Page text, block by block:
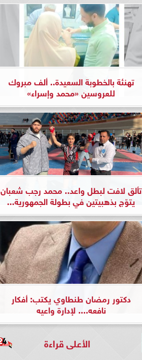
تهنئة بالخطوبة السعيدة.. ألف مبروك
للعروسين «محمد وإسراء»
تألق لافت لبطل واعد.. محمد رجب شعبان
يتوّج بذهبيتين في بطولة الجمهورية...
دكتور رمضان طنطاوي يكتب: أفكار
نافعه.... لإدارة واعيه
الأعلى قراءة